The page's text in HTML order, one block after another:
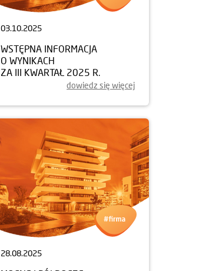
03.10.2025
WSTĘPNA INFORMACJA
O WYNIKACH
ZA III KWARTAŁ 2025 R.
dowiedz się więcej
28.08.2025